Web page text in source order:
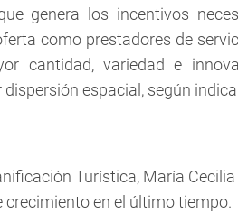
genera los incentivos
como prestadores de
cantidad, variedad e
espacial, según
Turística, María Cecilia
crecimiento en el último tiempo.